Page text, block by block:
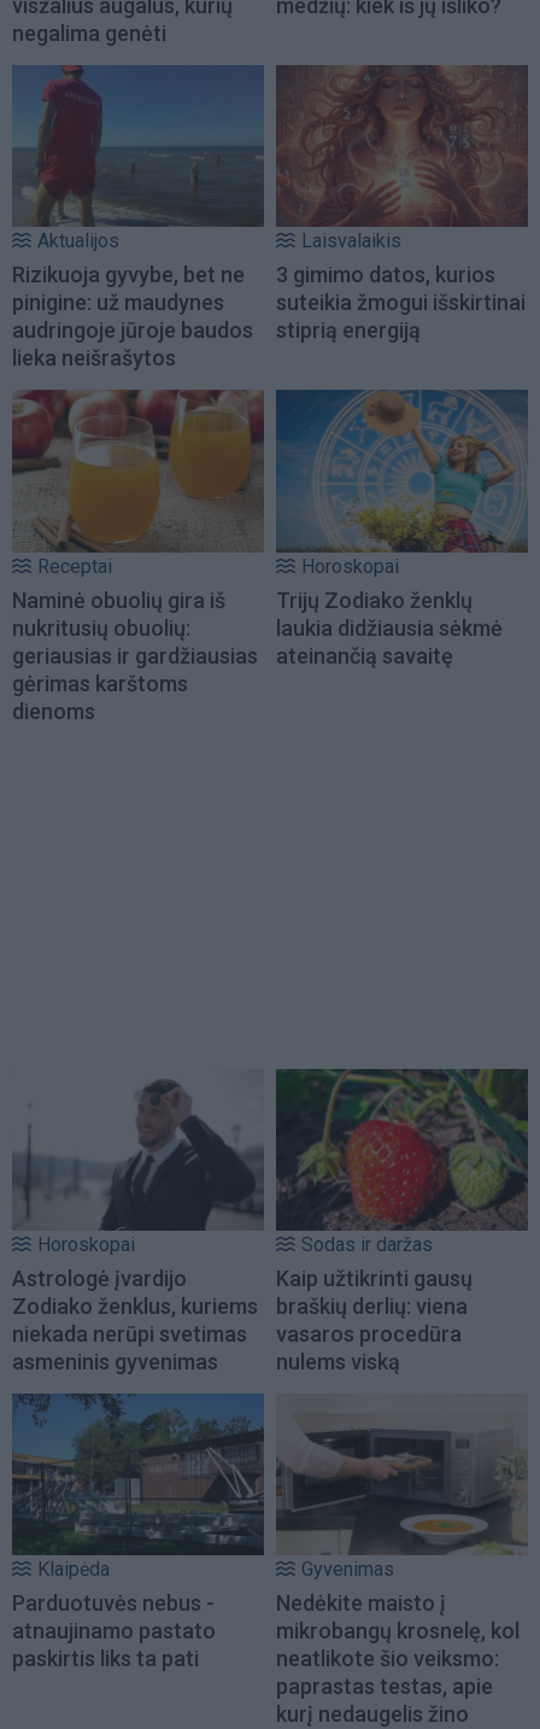
visžalius augalus, kurių
negalima genėti
medžių: kiek iš jų išliko?
Aktualijos
Rizikuoja gyvybe, bet ne
pinigine: už maudynes
audringoje jūroje baudos
lieka neišrašytos
Laisvalaikis
3 gimimo datos, kurios
suteikia žmogui išskirtinai
stiprią energiją
Receptai
Naminė obuolių gira iš
nukritusių obuolių:
geriausias ir gardžiausias
gėrimas karštoms
dienoms
Horoskopai
Trijų Zodiako ženklų
laukia didžiausia sėkmė
ateinančią savaitę
Horoskopai
Astrologė įvardijo
Zodiako ženklus, kuriems
niekada nerūpi svetimas
asmeninis gyvenimas
Sodas ir daržas
Kaip užtikrinti gausų
braškių derlių: viena
vasaros procedūra
nulems viską
Klaipėda
Parduotuvės nebus -
atnaujinamo pastato
paskirtis liks ta pati
Gyvenimas
Nedėkite maisto į
mikrobangų krosnelę, kol
neatlikote šio veiksmo:
paprastas testas, apie
kurį nedaugelis žino